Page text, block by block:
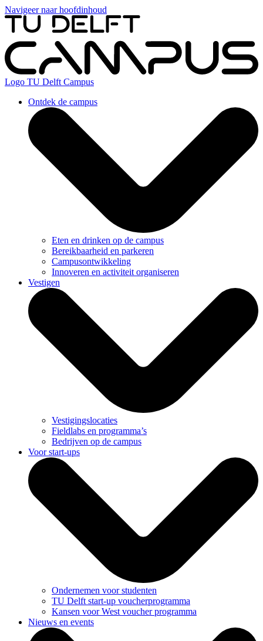
Navigeer naar hoofdinhoud
Logo TU Delft Campus
Ontdek de campus
Eten en drinken op de campus
Bereikbaarheid en parkeren
Campusontwikkeling
Innoveren en activiteit organiseren
Vestigen
Vestigingslocaties
Fieldlabs en programma’s
Bedrijven op de campus
Voor start-ups
Ondernemen voor studenten
TU Delft start-up voucherprogramma
Kansen voor West voucher programma
Nieuws en events